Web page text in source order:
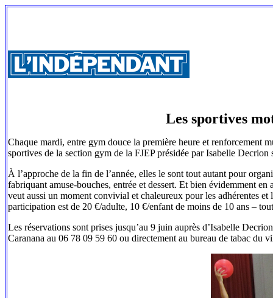
Les sportives
Chaque mardi, entre gym douce la première heure et renforcement
sportives de la section gym de la FJEP présidée par Isabelle
À l’approche de la fin de l’année, elles le sont tout autant pour
fabriquant amuse-bouches, entrée et dessert. Et bien évidemment
veut aussi un moment convivial et chaleureux pour les adhérentes
participation est de 20 €/adulte, 10 €/enfant de moins de 10 ans –
Les réservations sont prises jusqu’au 9 juin auprès d’Isabelle
Caranana au 06 78 09 59 60 ou directement au bureau de tabac du